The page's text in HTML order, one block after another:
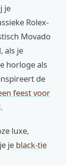
je
Rolex-
Movado
als je
horloge als
de
feest voor
luxe,
je black-tie